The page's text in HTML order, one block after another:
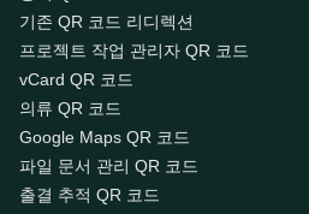
기존 QR 코드 리디렉션
프로젝트 작업 관리자 QR 코드
vCard QR 코드
의류 QR 코드
Google Maps QR 코드
파일 문서 관리 QR 코드
출결 추적 QR 코드